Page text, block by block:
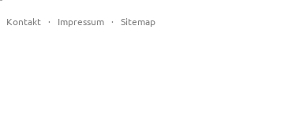
Kontakt · Impressum · Sitemap